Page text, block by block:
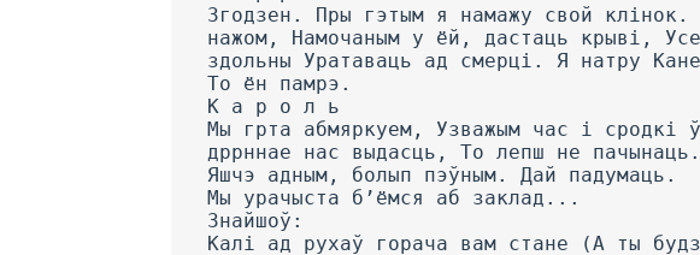
Згодзен. Пры гэтым я намажу свой
нажом, Намочаным у ёй, дастаць крыві,
здольны Уратаваць ад смерці. Я натру
To ён памрэ.
К а р о л ь
Мы грта абмяркуем, Узважым час і сродкі
дррннае нас выдасць, To лепш не
Яшчэ адным, болып пэўным. Дай падумаць.
Мы урачыста б’ёмся аб заклад...
Знайшоў:
Калі ад рухаў горача вам стане (А ты